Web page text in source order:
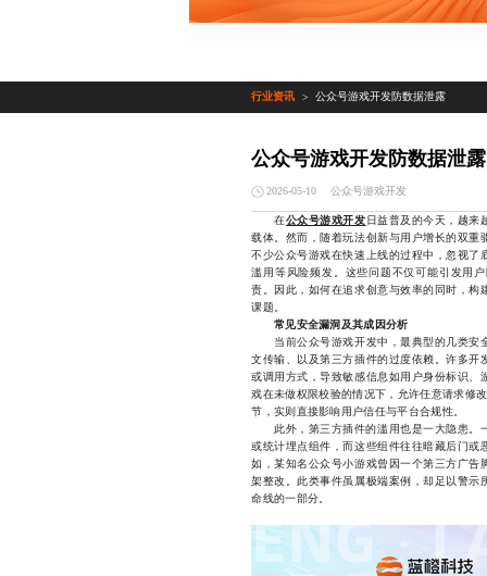
行业资讯 > 公众号游戏开发防数据泄露
公众号游戏开发防数据泄露
2026-05-10 公众号游戏开发
在公众号游戏开发 日益普及的今天，越来
载体。然而，随着玩法创新与用户增长的双
不少公众号游戏在快速上线的过程中，忽视
滥用等风险频发。这些问题不仅可能引发用
责。因此，如何在追求创意与效率的同时，
课题。
常见安全漏洞及其成因分析
当前公众号游戏开发中，最典型的几类安
文传输、以及第三方插件的过度依赖。许多
或调用方式，导致敏感信息如用户身份标识
戏在未做权限校验的情况下，允许任意请求修
节，实则直接影响用户信任与平台合规性。
此外，第三方插件的滥用也是一大隐患。
或统计埋点组件，而这些组件往往暗藏后门
如，某知名公众号小游戏曾因一个第三方广
架整改。此类事件虽属极端案例，却足以警
命线的一部分。